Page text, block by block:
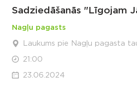
Sadziedāšanās "Līgojam
Nagļu pagasts
Laukums pie Nagļu pagasta
21:00
23.06.2024